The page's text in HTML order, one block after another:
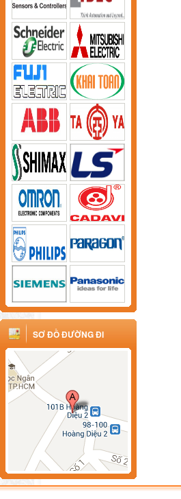
SƠ ĐỒ ĐƯỜNG ĐI